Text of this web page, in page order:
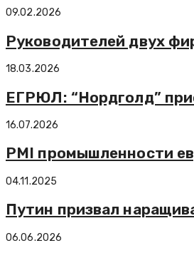
09.02.2026
Руководителей двух
18.03.2026
ЕГРЮЛ: “Нордголд”
16.07.2026
PMI промышленности
04.11.2025
Путин призвал
06.06.2026